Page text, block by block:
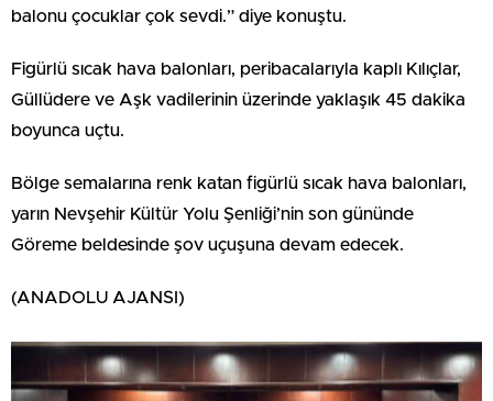
balonu çocuklar çok sevdi.” diye konuştu.
Figürlü sıcak hava balonları, peribacalarıyla kaplı Kılıçlar,
Güllüdere ve Aşk vadilerinin üzerinde yaklaşık 45 dakika
boyunca uçtu.
Bölge semalarına renk katan figürlü sıcak hava balonları,
yarın Nevşehir Kültür Yolu Şenliği’nin son gününde
Göreme beldesinde şov uçuşuna devam edecek.
(ANADOLU AJANSI)